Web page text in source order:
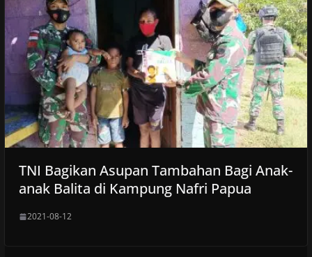
TNI Bagikan Asupan Tambahan Bagi Anak-
anak Balita di Kampung Nafri Papua
2021-08-12